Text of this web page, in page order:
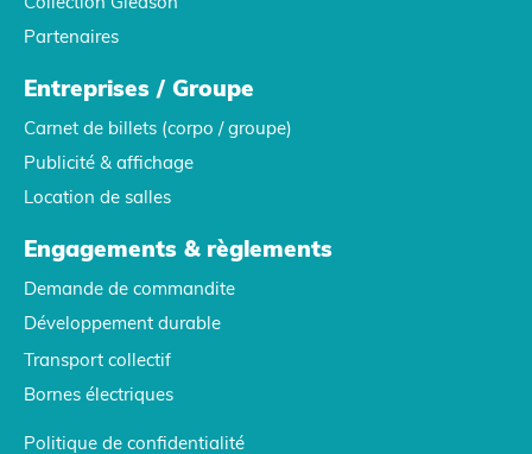
Partenaires
Entreprises / Groupe
Carnet de billets (corpo / groupe)
Publicité & affichage
Location de salles
Engagements & règlements
Demande de commandite
Développement durable
Transport collectif
Bornes électriques
Politique de confidentialité